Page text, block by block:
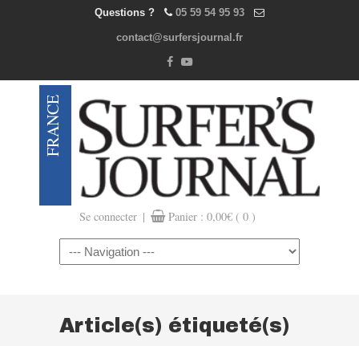
Questions ? 05 59 54 95 93
contact@surfersjournal.fr
Se connecter | Panier : 0,00€ ( 0 )
Navigation
Article(s) étiqueté(s)